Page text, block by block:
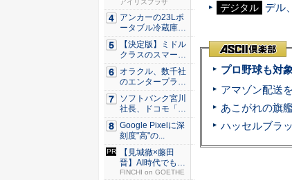
デジタル デル
プロ野球も対
な睡眠を...
アイリスプラザ
アンカーの23Lポ
ータブル冷蔵庫が
Ama...
【決定版】ミドル
クラスのスマート
フォンの...
オラクル、数千社
のエンタープライ
ズ・アプ...
ソフトバンク宮川
社長、ドコモ「ah
amo...
Google Pixelに深
刻度"高"の...
【見城徹×藤田
晋】AI時代でも変
わらない...
FINCHI on GOETHE